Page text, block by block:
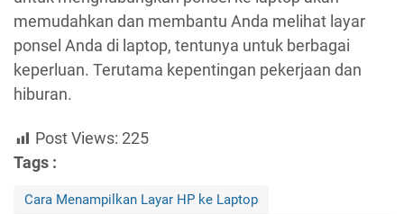
memudahkan dan membantu Anda melihat layar
ponsel Anda di laptop, tentunya untuk berbagai
keperluan. Terutama kepentingan pekerjaan dan
hiburan.
Post Views: 225
Tags :
Cara Menampilkan Layar HP ke Laptop